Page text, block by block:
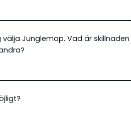
välja Junglemap. Vad är skillnaden